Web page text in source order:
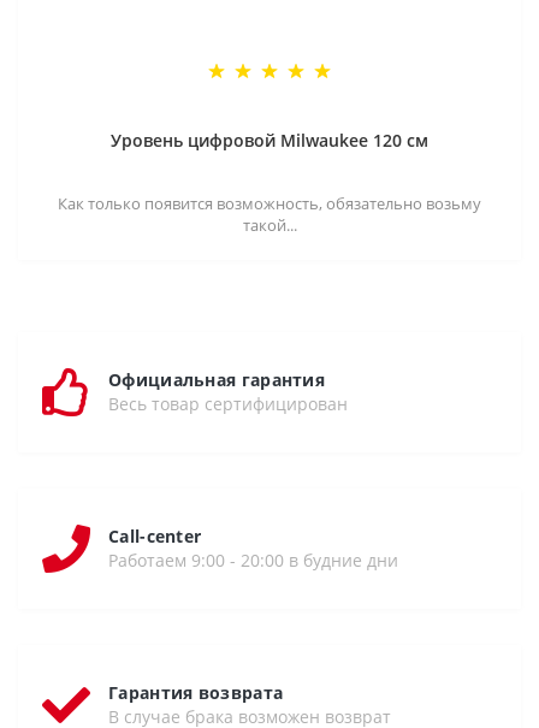
Уровень цифровой Milwaukee 120 см
Как только появится возможность, обязательно возьму
такой...
Официальная гарантия
Весь товар сертифицирован
Call-center
Работаем 9:00 - 20:00 в будние дни
Гарантия возврата
В случае брака возможен возврат